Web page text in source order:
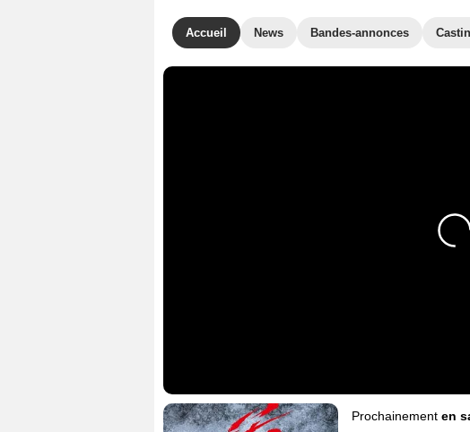
Accueil News Bandes-annonces
Prochainement en